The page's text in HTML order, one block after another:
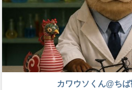
カワウソくん@ち